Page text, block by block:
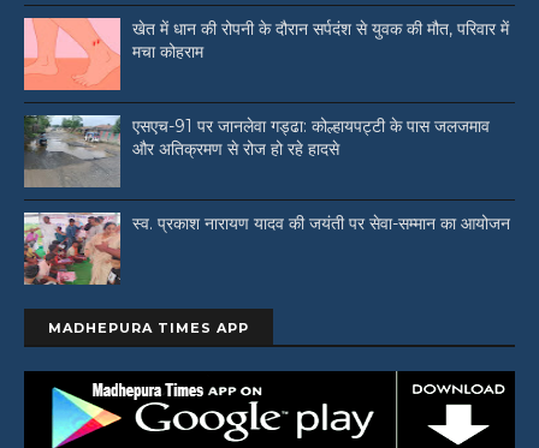
खेत में धान की रोपनी के दौरान सर्पदंश से युवक की मौत, परिवार में
मचा कोहराम
एसएच-91 पर जानलेवा गड्ढा: कोल्हायपट्टी के पास जलजमाव
और अतिक्रमण से रोज हो रहे हादसे
स्व. प्रकाश नारायण यादव की जयंती पर सेवा-सम्मान का आयोजन
MADHEPURA TIMES APP